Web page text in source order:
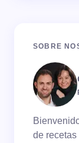
SOBRE
de